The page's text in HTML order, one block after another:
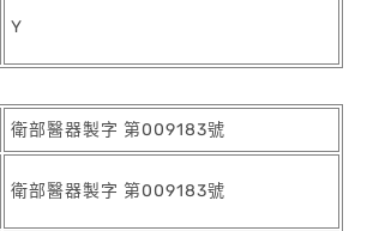
Y
衛部醫器製字 第009183號
衛部醫器製字 第009183號